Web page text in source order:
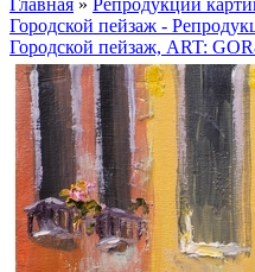
Главная » Репродукции
Городской пейзаж -
Городской пейзаж, ART: